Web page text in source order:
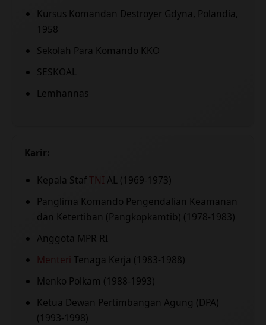
Kursus Komandan Destroyer Gdyna, Polandia,
1958
Sekolah Para Komando KKO
SESKOAL
Lemhannas
Karir:
Kepala StafTNI AL (1969-1973)
Panglima Komando Pengendalian Keamanan
dan Ketertiban (Pangkopkamtib) (1978-1983)
Anggota MPR RI
Menteri Tenaga Kerja (1983-1988)
Menko Polkam (1988-1993)
Ketua Dewan Pertimbangan Agung (DPA)
(1993-1998)